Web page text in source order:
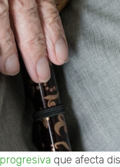
que afecta